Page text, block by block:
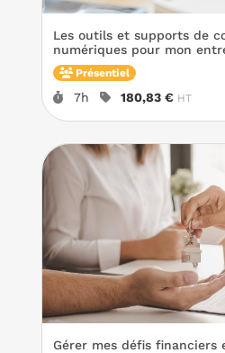
Les outils et supports de
numériques pour mon
Présentiel
Durée :
7h Prix :
180,83 € HT
Gérer mes défis financiers